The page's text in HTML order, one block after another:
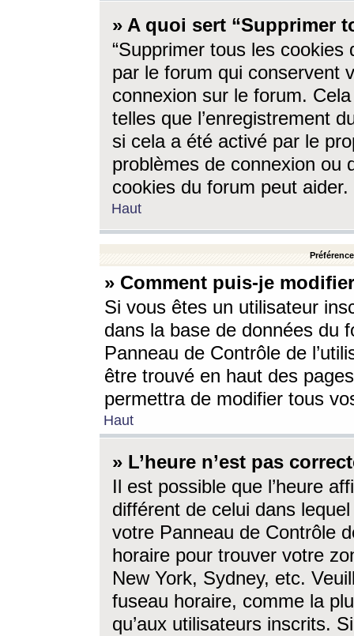
» A quoi sert “Supprimer
“Supprimer tous les cookies
par le forum qui conservent
connexion sur le forum.
telles que l’enregistrement
si cela a été activé par le
problèmes de connexion ou
cookies du forum peut aider.
Haut
» Comment puis-je
Si vous êtes un utilisateur
dans la base de données du
Panneau de Contrôle de
être trouvé en haut des
permettra de modifier tous
Haut
» L’heure n’est pas
Il est possible que l’heure
différent de celui dans
votre Panneau de Contrôle
horaire pour trouver votre
New York, Sydney, etc.
fuseau horaire, comme la
qu’aux utilisateurs inscrits.